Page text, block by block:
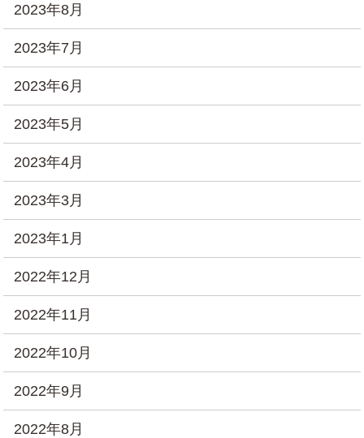
2023年8月
2023年7月
2023年6月
2023年5月
2023年4月
2023年3月
2023年1月
2022年12月
2022年11月
2022年10月
2022年9月
2022年8月